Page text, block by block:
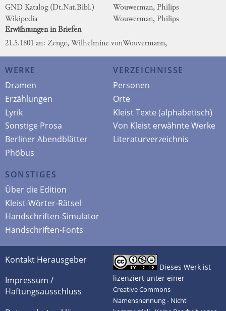
GND Katalog (Dt.Nat.Bibl.)
Wouwerman, Philips
Wikipedia
Wouwerman, Philips
Erwähnungen in Briefen
21.5.1801 an: Zenge, Wilhelmine vonWouvermann,
WERKE
Dramen
Erzählungen
Lyrik
Sonstige Prosa
Berliner Abendblätter
Phöbus
VERZEICHNISSE
Personen
Orte
Kleist Texte (alphabetisch)
Von Kleist erwähnte Werke
Literaturverzeichnis
SONSTIGES
Über die Edition
Kleist-Wörter-Rätsel
Handschriften-Simulator
Handschriften-Fonts
Kontakt Herausgeber
Impressum /
Haftungsausschluss
Dieses Werk ist
lizenziert unter einer
Creative Commons
Namensnennung - Nicht